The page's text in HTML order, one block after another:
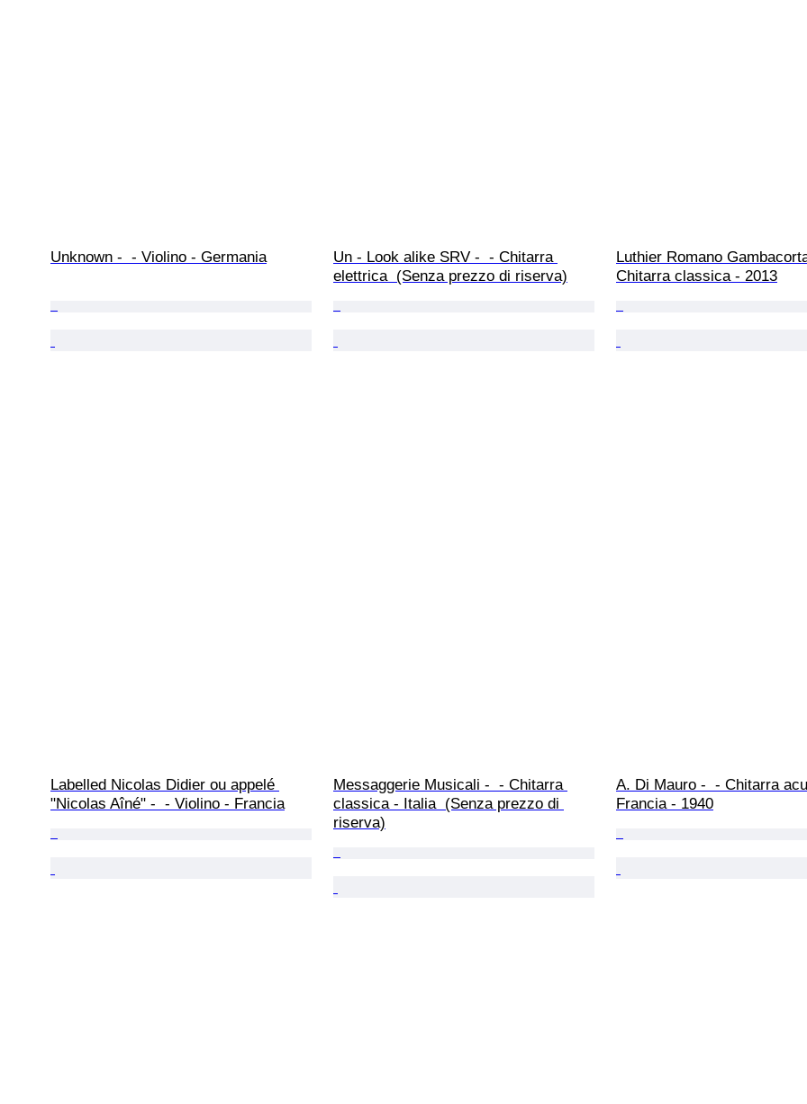
Unknown -  - Violino - Germania
Un - Look alike SRV -  - Chitarra
elettrica  (Senza prezzo di riserva)
Luthier Romano
Chitarra classica - 2013
Labelled Nicolas Didier ou appelé
"Nicolas Aîné" -  - Violino - Francia
Messaggerie Musicali -  - Chitarra
classica - Italia  (Senza prezzo di
riserva)
A. Di Mauro -  - Chitarra
Francia - 1940